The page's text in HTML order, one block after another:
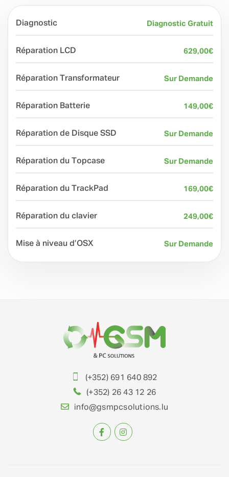
Diagnostic Diagnostic Gratuit
Réparation LCD 629,00€
Réparation Transformateur Sur Demande
Réparation Batterie 149,00€
Réparation de Disque SSD Sur Demande
Réparation du Topcase Sur Demande
Réparation du TrackPad 169,00€
Réparation du clavier 249,00€
Mise à niveau d’OSX Sur Demande
(+352) 691 640 892
(+352) 26 43 12 26
info@gsmpcsolutions.lu